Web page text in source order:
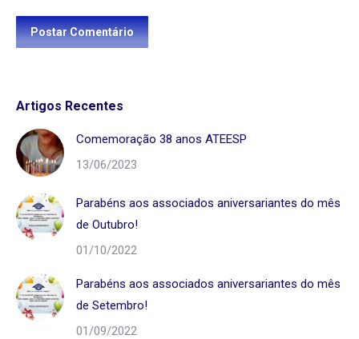
Postar Comentário
Artigos Recentes
Comemoração 38 anos ATEESP
13/06/2023
Parabéns aos associados aniversariantes do mês
de Outubro!
01/10/2022
Parabéns aos associados aniversariantes do mês
de Setembro!
01/09/2022